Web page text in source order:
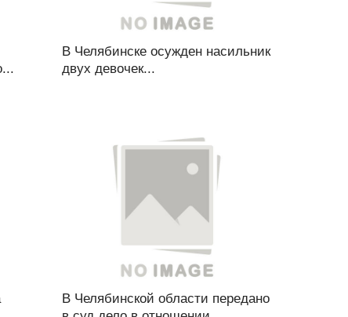
В Челябинске осужден насильник
двух девочек...
В Челябинской области передано